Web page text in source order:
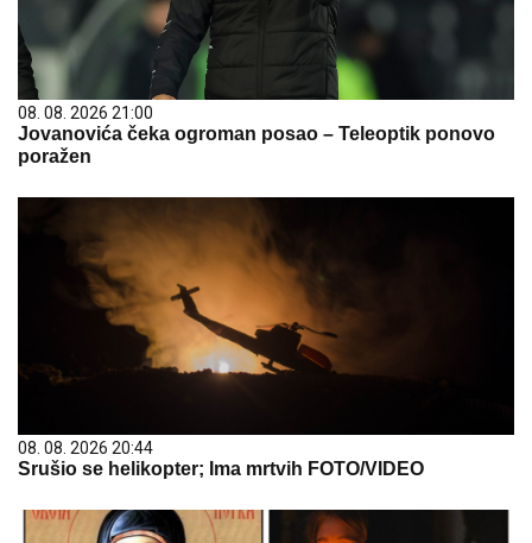
08. 08. 2026 21:00
Jovanovića čeka ogroman posao – Teleoptik ponovo
poražen
08. 08. 2026 20:44
Srušio se helikopter; Ima mrtvih FOTO/VIDEO